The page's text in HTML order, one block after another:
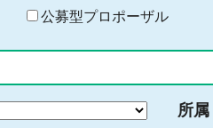
公募型プロポーザル
所属